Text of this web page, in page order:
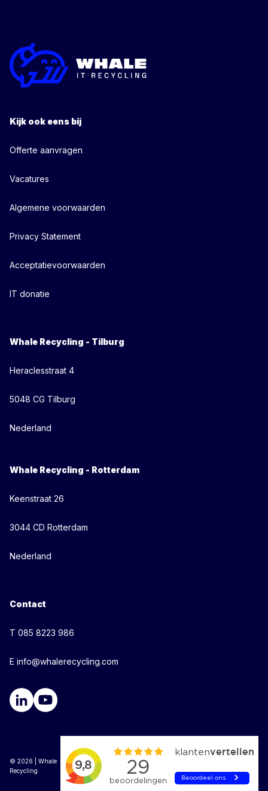
Kijk ook eens bij
Offerte aanvragen
Vacatures
Algemene voorwaarden
Privacy Statement
Acceptatievoorwaarden
IT donatie
Whale Recycling - Tilburg
Heraclesstraat 4
5048 CG Tilburg
Nederland
Whale Recycling - Rotterdam
Keenstraat 26
3044 CD Rotterdam
Nederland
Contact
T 085 8223 986
E info@whalerecycling.com
© 2026 | Whale
Recycling